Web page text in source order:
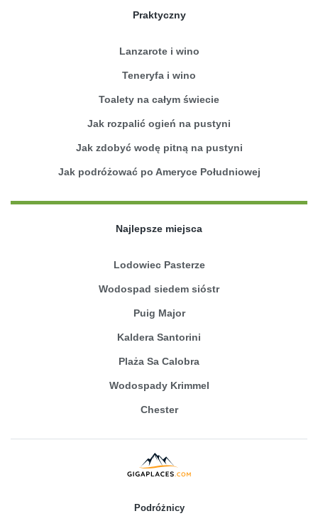
Praktyczny
Lanzarote i wino
Teneryfa i wino
Toalety na całym świecie
Jak rozpalić ogień na pustyni
Jak zdobyć wodę pitną na pustyni
Jak podróżować po Ameryce Południowej
Najlepsze miejsca
Lodowiec Pasterze
Wodospad siedem sióstr
Puig Major
Kaldera Santorini
Plaża Sa Calobra
Wodospady Krimmel
Chester
Podróżnicy